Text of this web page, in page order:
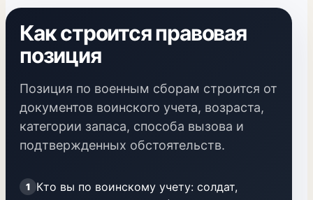
Как строится правовая
позиция
Позиция по военным сборам строится от
документов воинского учета, возраста,
категории запаса, способа вызова и
подтвержденных обстоятельств.
1
Кто вы по воинскому учету: солдат,